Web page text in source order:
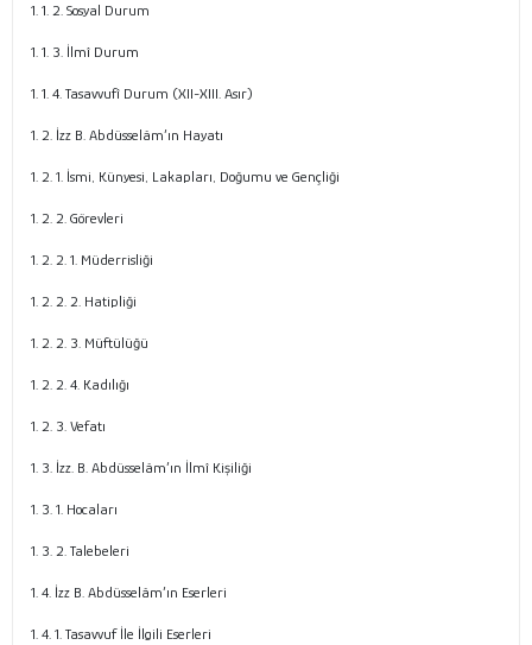
1. 1. 2. Sosyal Durum
1. 1. 3. İlmî Durum
1. 1. 4. Tasavvufî Durum (XII-XIII. Asır)
1. 2. İzz B. Abdüsselâm’ın Hayatı
1. 2. 1. İsmi, Künyesi, Lakapları, Doğumu ve Gençliği
1. 2. 2. Görevleri
1. 2. 2. 1. Müderrisliği
1. 2. 2. 2. Hatipliği
1. 2. 2. 3. Müftülüğü
1. 2. 2. 4. Kadılığı
1. 2. 3. Vefatı
1. 3. İzz. B. Abdüsselâm’ın İlmî Kişiliği
1. 3. 1. Hocaları
1. 3. 2. Talebeleri
1. 4. İzz B. Abdüsselâm’ın Eserleri
1. 4. 1. Tasavvuf İle İlgili Eserleri